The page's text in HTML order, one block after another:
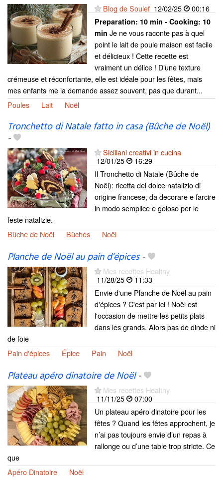
Blog de Soulef 12/02/25 00:16
Preparation: 10 min - Cooking: 10
min Je ne vous raconte pas à quel
point le lait de poule maison est facile
et délicieux ! Cette recette est
vraiment un délice ! D’une texture
crémeuse et réconfortante, elle est idéale pour les fêtes, mais
mes enfants me la demande assez souvent, pas que durant...
Poules
Lait Noël
Tronchetto di Natale fatto in casa (Bûche de Noël)
-
Siciliani creativi in cucina
12/01/25
16:29
Il Tronchetto di Natale (Bûche de
Noël): ricetta del dolce natalizio di
origine francese, da decorare e farcire
in modo semplice e goloso per le
feste natalizie.
Bûche de Noël
Bûches Noël
Planche de Noël au pain d’épices-
Mes recettes Healthy
11/28/25
11:33
Envie d'une Planche de Noël au pain
d'épices ? C'est par ici ! Noël est
l'occasion de mettre les petits plats
dans les grands. Alors pas de dinde ni
de foie
Pain d'épices
Épice Pain Noël
Plateau apéro dinatoire de Noël-
Mes recettes Healthy
11/11/25
07:00
Un plateau apéro dinatoire pour les
fêtes ? Quand les fêtes approchent, je
n’ai pas toujours envie d’un repas à
rallonge ou d’une table trop stricte. Ce
que
Apéro Dinatoire
Noël